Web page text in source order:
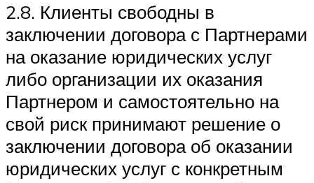
2.8. Клиенты свободны в
заключении договора с Партнерами
на оказание юридических услуг
либо организации их оказания
Партнером и самостоятельно на
свой риск принимают решение о
заключении договора об оказании
юридических услуг с конкретным